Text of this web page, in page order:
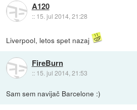
A120
:: 15. jul 2014, 21:28
Liverpool, letos spet nazaj
FireBurn
:: 15. jul 2014, 21:53
Sam sem navijač Barcelone :)